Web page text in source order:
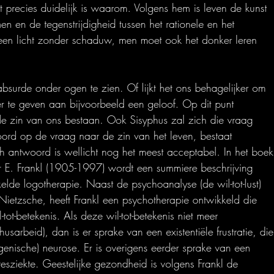
duidelijk is waarom. Volgens hem is leven de kunst
en de tegenstrijdigheid tussen het rationele en het
licht zonder schaduw, men moet ook het donker leren
onder ogen te zien. Of lijkt het ons behagelijker om
te geven aan bijvoorbeeld een geloof. Op dit punt
zin van ons bestaan. Ook Sisyphus zal zich die vraag
op de vraag naar de zin van het leven, bestaat
antwoord is wellicht nog het meest acceptabel. In het boek
E. Frankl (1905-1997) wordt een summiere beschrijving
logotherapie. Naast de psychoanalyse (de wil-tot-lust)
heeft Frankl een psychotherapie ontwikkeld die
betekenis. Als deze wil-tot-betekenis niet meer
dan is er sprake van een existentiële frustratie, die
neurose. Er is overigens eerder sprake van een
Geestelijke gezondheid is volgens Frankl de